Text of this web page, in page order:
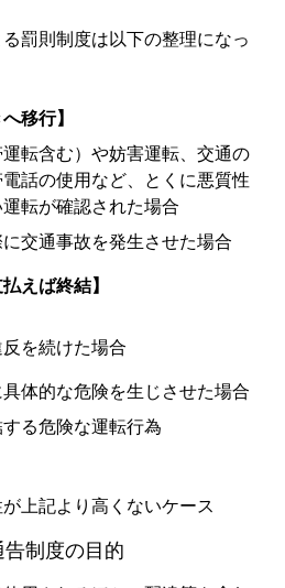
罰則制度は以下の整理になっ
移行】
転含む）や妨害運転、交通の
話の使用など、とくに悪質性
転が確認された場合
交通事故を発生させた場合
えば終結】
を続けた場合
体的な危険を生じさせた場合
る危険な運転行為
上記より高くないケース
制度の目的